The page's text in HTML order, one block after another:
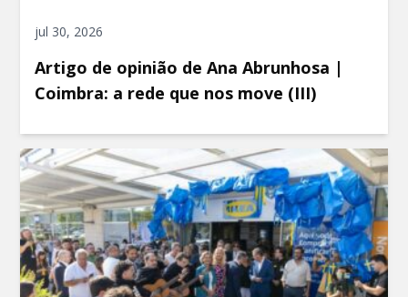
jul 30, 2026
Artigo de opinião de Ana Abrunhosa |
Coimbra: a rede que nos move (III)